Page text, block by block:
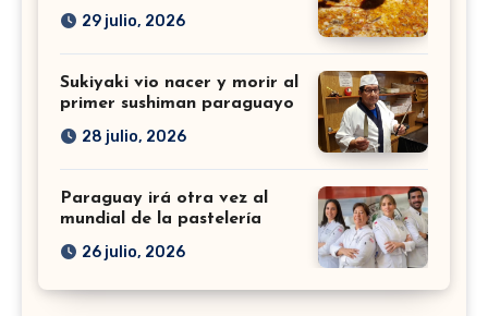
29 julio, 2026
Sukiyaki vio nacer y morir al
primer sushiman paraguayo
28 julio, 2026
Paraguay irá otra vez al
mundial de la pastelería
26 julio, 2026